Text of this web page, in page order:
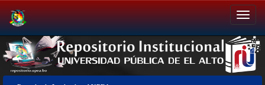
Salir
de
la
navegación